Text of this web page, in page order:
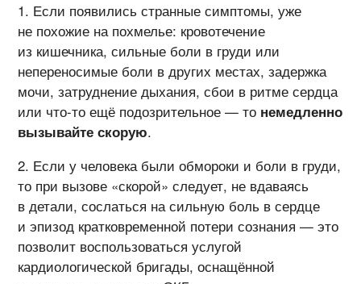
Если появились странные симптомы, уже
не похожие на похмелье: кровотечение
из кишечника, сильные боли в груди или
непереносимые боли в других местах, задержка
мочи, затруднение дыхания, сбои в ритме сердца
или что-то ещё подозрительное — то немедленно
вызывайте скорую.
Если у человека были обмороки и боли в груди,
то при вызове «скорой» следует, не вдаваясь
в детали, сослаться на сильную боль в сердце
и эпизод кратковременной потери сознания — это
позволит воспользоваться услугой
кардиологической бригады, оснащённой